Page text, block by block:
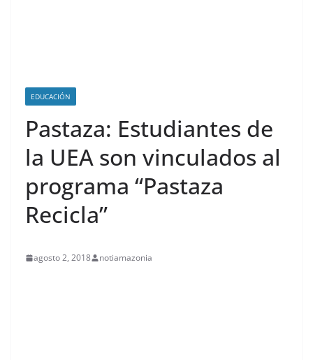
EDUCACIÓN
Pastaza: Estudiantes de
la UEA son vinculados al
programa “Pastaza
Recicla”
agosto 2, 2018 notiamazonia